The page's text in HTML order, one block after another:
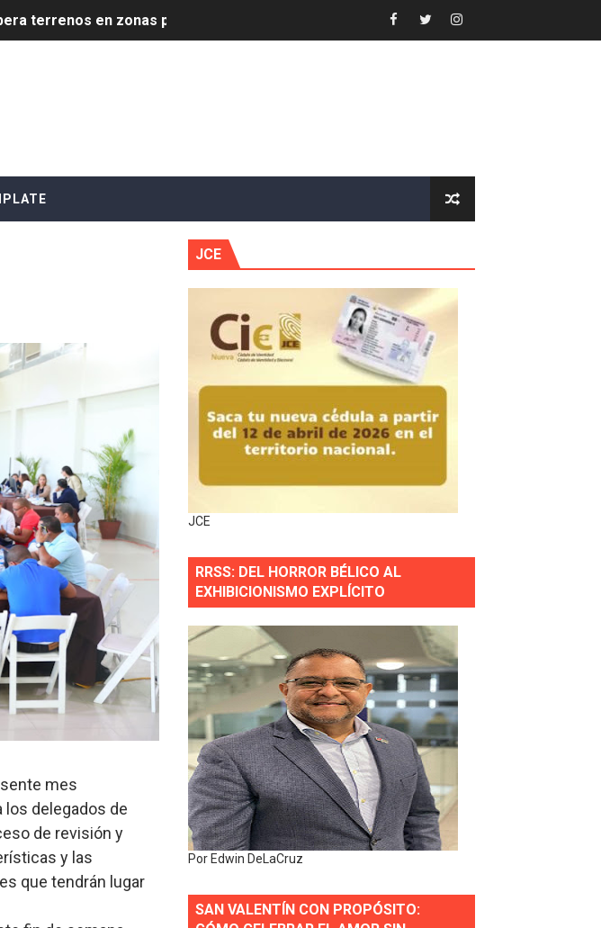
terrenos en zonas protegidas del país
mediante Jornada de Reforestación en Manabao
y 46 millones de mercancías en lo que va de año
subasta pública del año
de Desarrollo de la Comunidad y Ejército RD
de la Suprema Corte de Justicia.
ineficiente la gestión del gobierno
histórica de elegir la primera mujer presidente de la República
Lincoln y fallecer horas después
apagones en Santo Domingo Norte
en la Fernández Domínguez por apagones en Cayenas y Residencial Amalia
Este
Este
recuperar su hogar tras incendio
ejecutiva de Fiduciaria Reservas.
del proyecto Everest Tower en Piantini
de nacimiento en municipios pequeños
de excelencia en el sector gastronómico
del mundo
y Externa para fortalecer gestión comunicacional en salud
mes
los delegados de
de revisión y
y las
que tendrán lugar
JCE
JCE
RRSS: DEL HORROR BÉLICO AL
EXHIBICIONISMO EXPLÍCITO
Por Edwin DeLaCruz
SAN VALENTÍN CON PROPÓSITO: